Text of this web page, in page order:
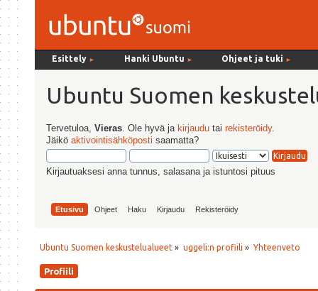
Esittely ► Hanki Ubuntu ► Ohjeet ja tuki ►
Ubuntu Suomen
Tervetuloa,Vieras . Ole hyvä ja kirjaudu tairekisteröidy.
Jäiköaktivointisähköposti saamatta?
Kirjautuaksesi anna tunnus, salasana ja istuntosi pituus
Etusivu Ohjeet Haku Kirjaudu Rekisteröidy
Ubuntu Suomen keskustelualueet » uggeli:n profiili » Yhteenveto
Profiili